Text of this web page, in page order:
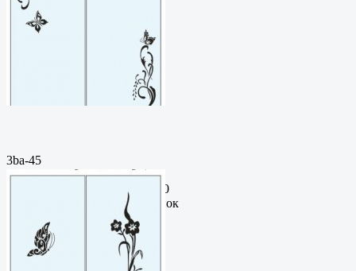
3ba-45
Пескоструйный
рисунокФормат: cdrЦена: 200
руб.Метки: векторный рисунок